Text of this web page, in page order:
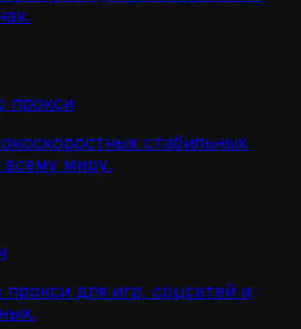
прокси
стабильных
миру.
для игр, соцсетей и